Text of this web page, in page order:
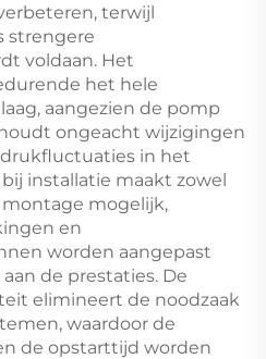
terwijl
strengere
voldaan. Het
het hele
aangezien de pomp
ongeacht wijzigingen
in het
installatie maakt zowel
montage mogelijk,
en
worden aangepast
de prestaties. De
elimineert de noodzaak
waardoor de
de opstarttijd worden